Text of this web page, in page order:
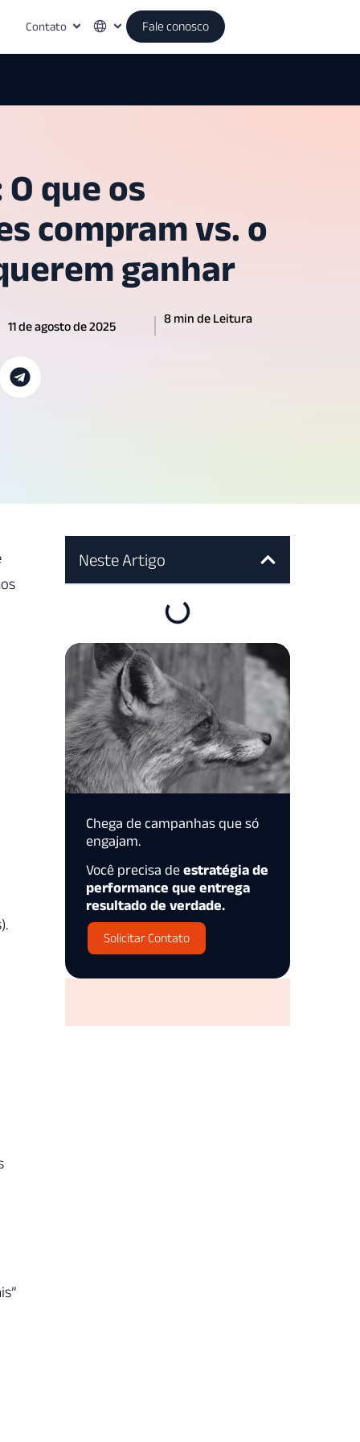
Contato Fale conosco
que os
compram vs. o
ganhar
11 de agosto de 2025
8 min de Leitura
Neste Artigo
Chega de campanhas que só
engajam.
Você precisa de estratégia de
performance que entrega
resultado de verdade.
Solicitar Contato